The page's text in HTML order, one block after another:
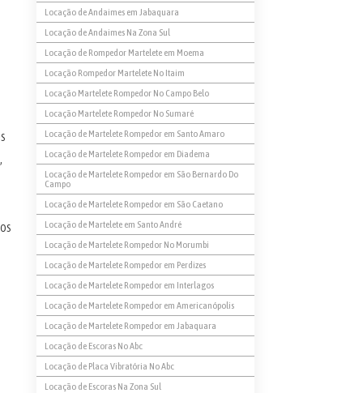
Locação de Andaimes em Jabaquara
Locação de Andaimes Na Zona Sul
Locação de Rompedor Martelete em Moema
Locação Rompedor Martelete No Itaim
Locação Martelete Rompedor No Campo Belo
Locação Martelete Rompedor No Sumaré
Locação de Martelete Rompedor em Santo Amaro
Locação de Martelete Rompedor em Diadema
Locação de Martelete Rompedor em São Bernardo Do
Campo
Locação de Martelete Rompedor em São Caetano
Locação de Martelete em Santo André
Locação de Martelete Rompedor No Morumbi
Locação de Martelete Rompedor em Perdizes
Locação de Martelete Rompedor em Interlagos
Locação de Martelete Rompedor em Americanópolis
Locação de Martelete Rompedor em Jabaquara
Locação de Escoras No Abc
Locação de Placa Vibratória No Abc
Locação de Escoras Na Zona Sul